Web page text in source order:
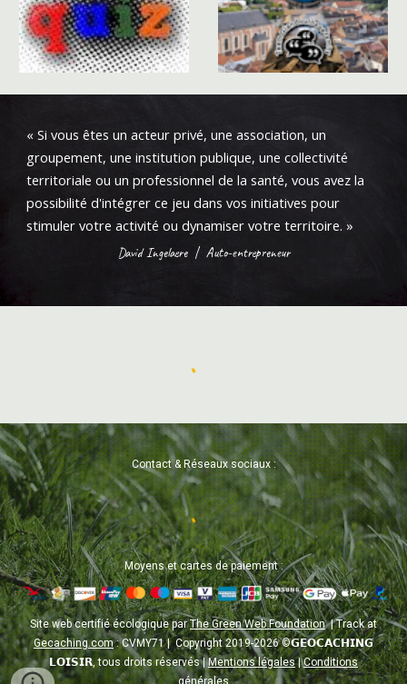
«Si vous êtes un acteur privé, une association, un
groupement, une institution publique, une collectivité
territoriale ou un professionnel de la santé, vous avez la
possibilité d'intégrer ce jeu dans vos initiatives pour
stimuler votre activité ou dynamiser votre territoire. »
David Ingelaere| Auto-entrepreneur
Contact & Réseaux sociaux:
Moyenset cartesde paiement :
Site web certifié écologique par The Green Web Foundation | Track at
Gecaching.com : CVMY71 |Copyright 2019-2026 ©𝗚𝗘𝗢𝗖𝗔𝗖𝗛𝗜𝗡𝗚
𝗟𝗢𝗜𝗦𝗜𝗥, tous droits réservés| Mentions légales|Conditions
générales